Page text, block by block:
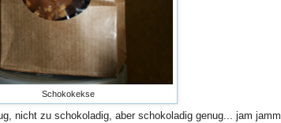
Schokokekse
nicht zu schokoladig, aber schokoladig genug... jam jamm